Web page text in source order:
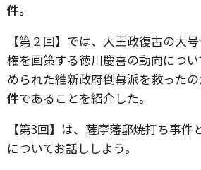
件。
【第２回】では、大王政復古の大
権を画策する徳川慶喜の動向につ
められた維新政府倒幕派を救った
件であることを紹介した。
【第3回】は、薩摩藩邸焼打ち事
についてお話ししよう。